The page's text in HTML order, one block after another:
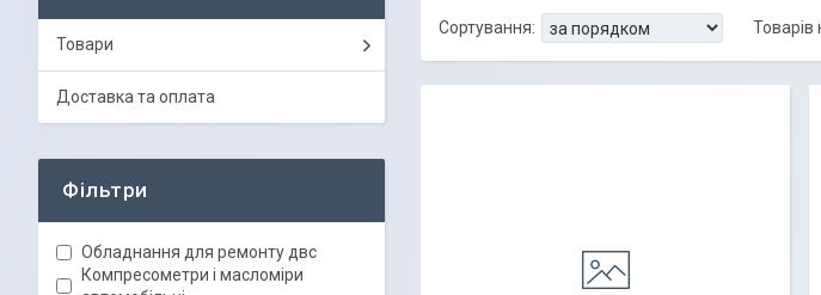
Товари
Доставка та оплата
Фільтри
Обладнання для ремонту двс
Компресометри і масломіри